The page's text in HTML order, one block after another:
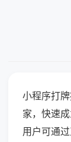
小程序打
家，快速
用户可通过